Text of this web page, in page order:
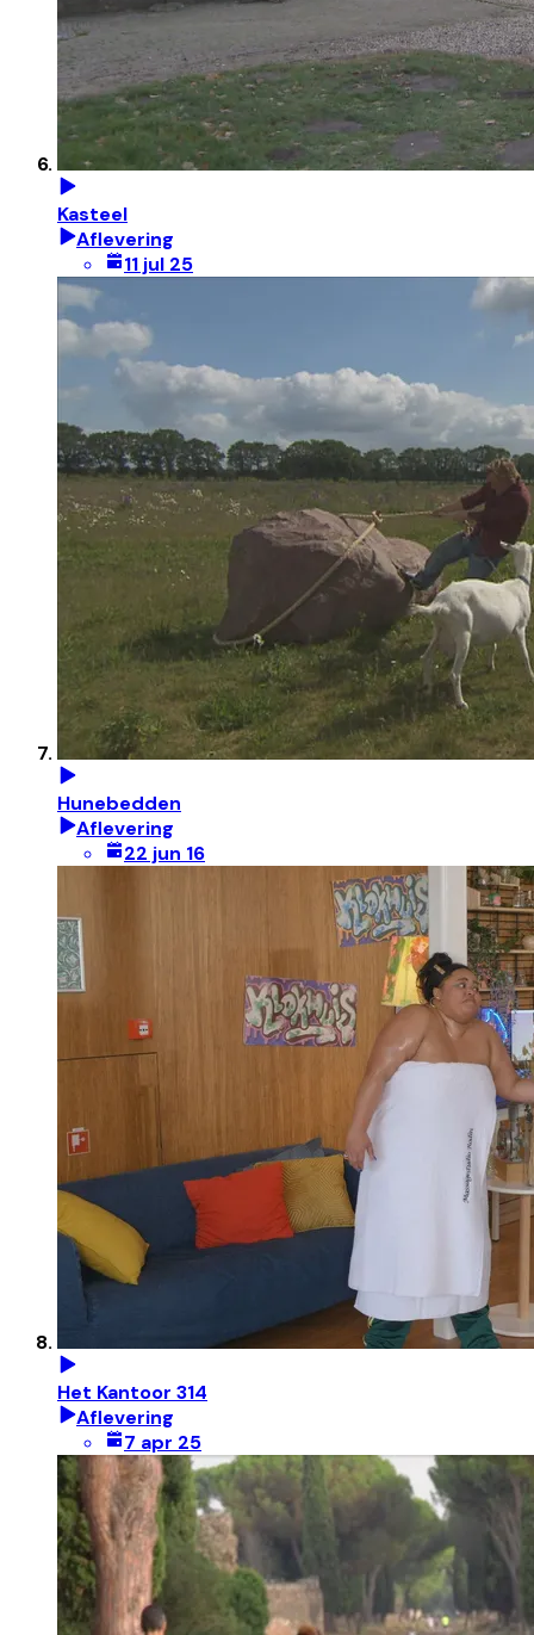
Kasteel
Aflevering
11 jul 25
Hunebedden
Aflevering
22 jun 16
Het Kantoor 314
Aflevering
7 apr 25